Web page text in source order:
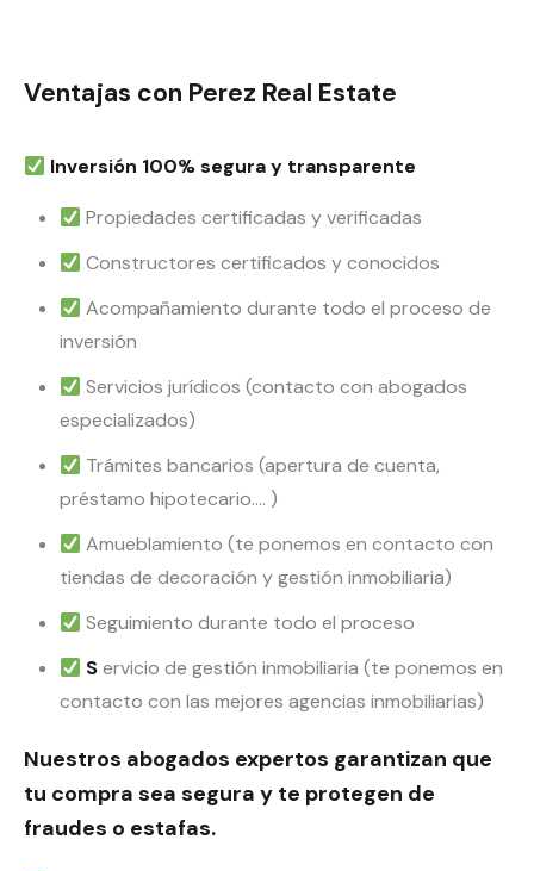
Ventajas con Perez Real Estate
Inversión 100% segura y transparente
Propiedades certificadas y verificadas
Constructores certificados y conocidos
Acompañamiento durante todo el proceso de
inversión
Servicios jurídicos (contacto con abogados
especializados)
Trámites bancarios (apertura de cuenta,
préstamo hipotecario…. )
Amueblamiento (te ponemos en contacto con
tiendas de decoración y gestión inmobiliaria)
Seguimiento durante todo el proceso
Servicio de gestión inmobiliaria (te ponemos en
contacto con las mejores agencias inmobiliarias)
Nuestros abogados expertos garantizan que
tu compra sea segura y te protegen de
fraudes o estafas.